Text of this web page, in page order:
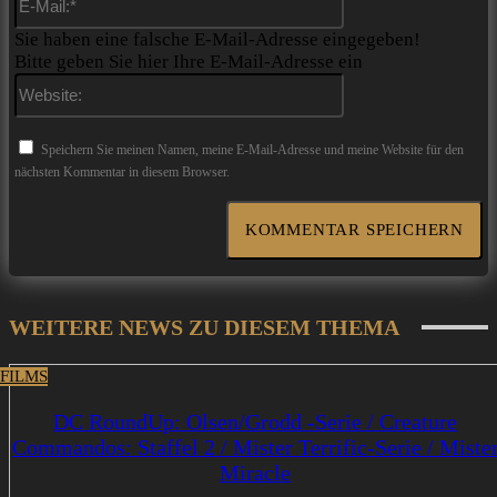
Sie haben eine falsche E-Mail-Adresse eingegeben!
Bitte geben Sie hier Ihre E-Mail-Adresse ein
Speichern Sie meinen Namen, meine E-Mail-Adresse und meine Website für den
nächsten Kommentar in diesem Browser.
WEITERE NEWS ZU DIESEM THEMA
DC RoundUp: Olsen/Grodd -Serie / Creature
Commandos: Staffel 2 / Mister Terrific-Serie /
Miracle